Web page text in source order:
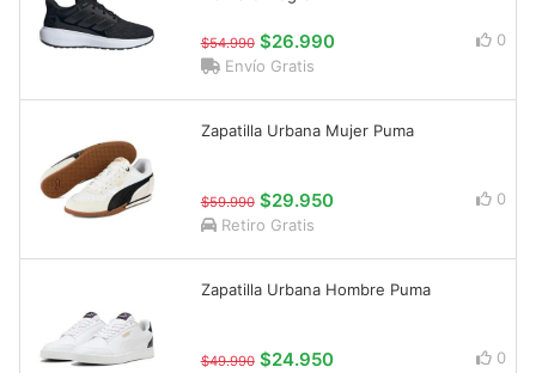
$54.990 $26.990
0
Envío Gratis
Zapatilla Urbana Mujer Puma
$59.990 $29.950
0
Retiro Gratis
Zapatilla Urbana Hombre Puma
$49.990 $24.950
0